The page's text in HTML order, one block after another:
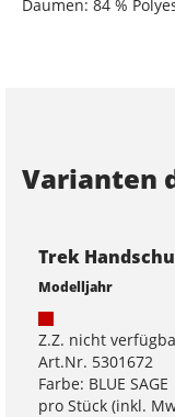
Daumen: 84 %
Varianten
Trek
Modelljahr
Z.Z. nicht
Art.Nr. 5301672
Farbe: BLUE SAGE
pro Stück (inkl.